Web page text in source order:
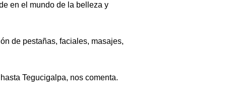
en el mundo de la belleza y
de pestañas, faciales, masajes,
Tegucigalpa, nos comenta.